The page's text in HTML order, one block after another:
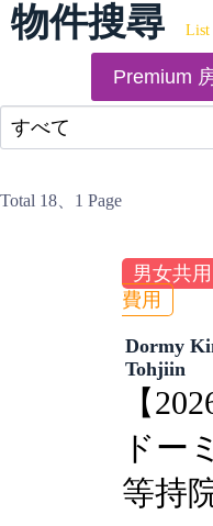
物件搜尋 List
Premium
Total 18、1 Page
男女共用
費用
Dormy
Tohjiin
【
ドー
等持